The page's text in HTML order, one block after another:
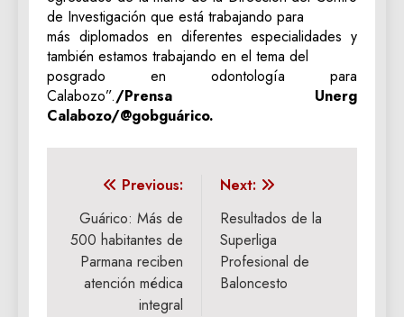
de Investigación que está trabajando para
más diplomados en diferentes especialidades y
también estamos trabajando en el tema del
posgrado en odontología para
Calabozo”./Prensa Unerg
Calabozo/@gobguárico.
Navegación
de
entradas
Previous:
Guárico: Más de
500 habitantes de
Parmana reciben
atención médica
integral
Next:
Resultados de la
Superliga
Profesional de
Baloncesto